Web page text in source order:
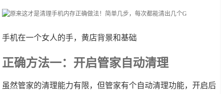
手机在一个女人的手，黄店背景和基础
正确方法一：开启管家自动清理
虽然管家的清理能力有限，但管家有个自动清理功能，开启后